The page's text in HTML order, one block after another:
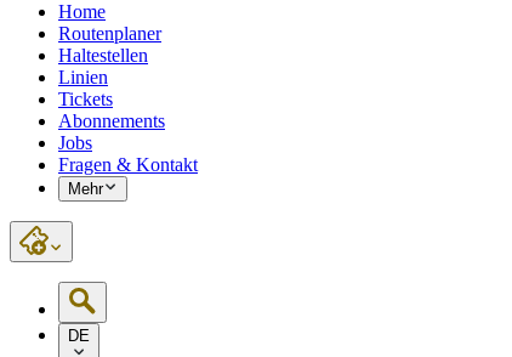
Home
Routenplaner
Haltestellen
Linien
Tickets
Abonnements
Jobs
Fragen & Kontakt
Mehr
DE